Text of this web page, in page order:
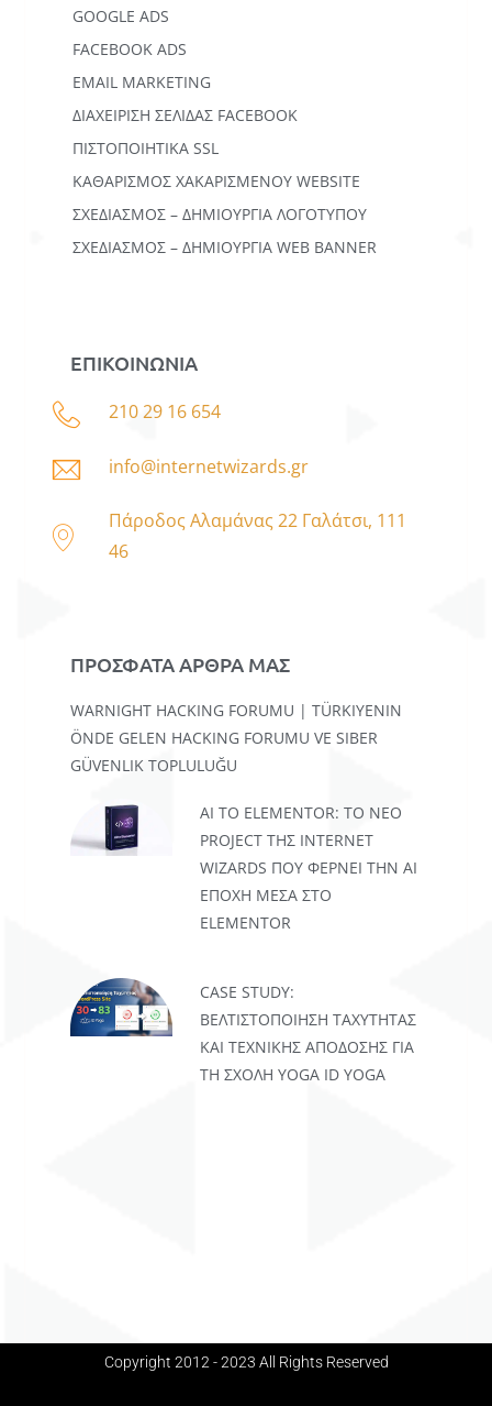
GOOGLE ADS
FACEBOOK ADS
EMAIL MARKETING
ΔΙΑΧΕΙΡΙΣΗ ΣΕΛΙΔΑΣ FACEBOOK
ΠΙΣΤΟΠΟΙΗΤΙΚΑ SSL
ΚΑΘΑΡΙΣΜΟΣ ΧΑΚΑΡΙΣΜΕΝΟΥ WEBSITE
ΣΧΕΔΙΑΣΜΟΣ – ΔΗΜΙΟΥΡΓΙΑ ΛΟΓΟΤΥΠΟΥ
ΣΧΕΔΙΑΣΜΟΣ – ΔΗΜΙΟΥΡΓΙΑ WEB BANNER
ΕΠΙΚΟΙΝΩΝΙΑ
210 29 16 654
info@internetwizards.gr
Πάροδος Αλαμάνας 22 Γαλάτσι, 111
46
ΠΡΟΣΦΑΤΑ ΑΡΘΡΑ ΜΑΣ
WARNIGHT HACKING FORUMU | TÜRKIYENIN
ÖNDE GELEN HACKING FORUMU VE SIBER
GÜVENLIK TOPLULUĞU
AI TO ELEMENTOR: ΤΟ ΝΈΟ
PROJECT ΤΗΣ INTERNET
WIZARDS ΠΟΥ ΦΈΡΝΕΙ ΤΗΝ AI
ΕΠΟΧΉ ΜΈΣΑ ΣΤΟ
ELEMENTOR
CASE STUDY:
ΒΕΛΤΙΣΤΟΠΟΊΗΣΗ ΤΑΧΎΤΗΤΑΣ
ΚΑΙ ΤΕΧΝΙΚΉΣ ΑΠΌΔΟΣΗΣ ΓΙΑ
ΤΗ ΣΧΟΛΉ YOGA ID YOGA
Copyright 2012 - 2023 All Rights Reserved